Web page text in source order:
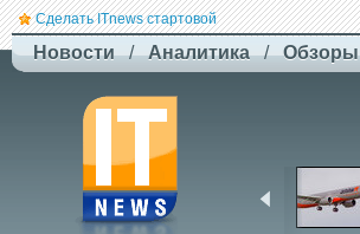
Сделать ITnews стартовой
Новости / Аналитика / Обзоры
Charger - ефективна
автомобільна зарядка
вашої станції